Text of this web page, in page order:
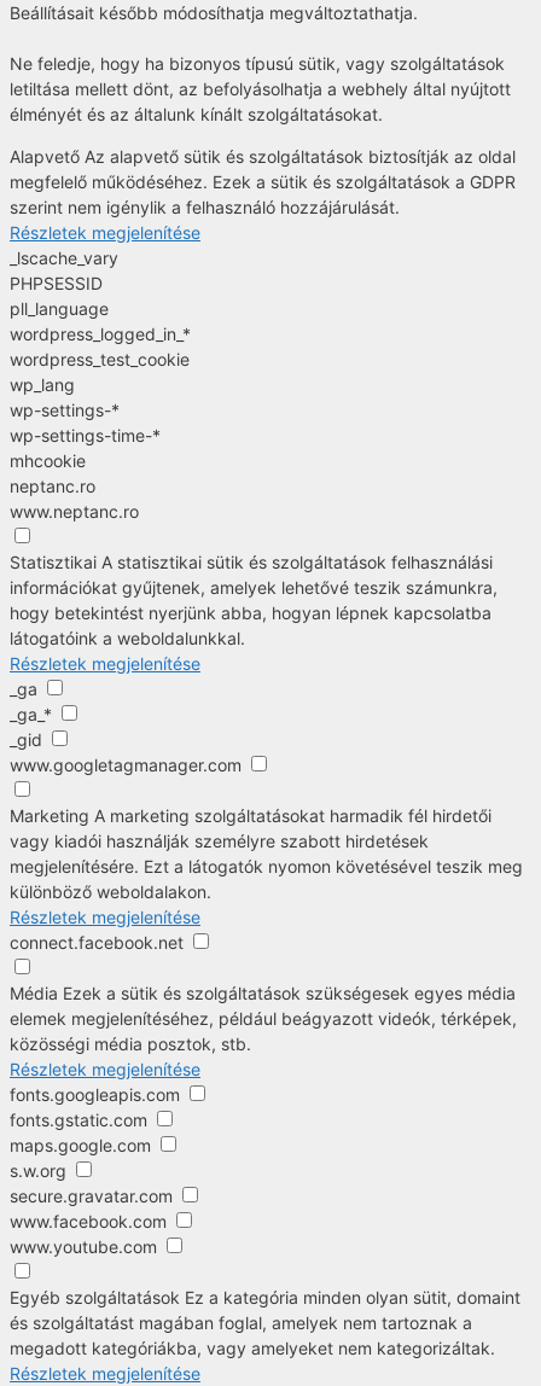
Beállításait később módosíthatja megváltoztathatja.
Ne feledje, hogy ha bizonyos típusú sütik, vagy szolgáltatások
letiltása mellett dönt, az befolyásolhatja a webhely által nyújtott
élményét és az általunk kínált szolgáltatásokat.
Alapvető Az alapvető sütik és szolgáltatások biztosítják az oldal
megfelelő működéséhez. Ezek a sütik és szolgáltatások a GDPR
szerint nem igénylik a felhasználó hozzájárulását.
Részletek megjelenítése
_lscache_vary
PHPSESSID
pll_language
wordpress_logged_in_*
wordpress_test_cookie
wp_lang
wp-settings-*
wp-settings-time-*
mhcookie
neptanc.ro
www.neptanc.ro
Statisztikai A statisztikai sütik és szolgáltatások felhasználási
információkat gyűjtenek, amelyek lehetővé teszik számunkra,
hogy betekintést nyerjünk abba, hogyan lépnek kapcsolatba
látogatóink a weboldalunkkal.
Részletek megjelenítése
_ga
_ga_*
_gid
www.googletagmanager.com
Marketing A marketing szolgáltatásokat harmadik fél hirdetői
vagy kiadói használják személyre szabott hirdetések
megjelenítésére. Ezt a látogatók nyomon követésével teszik meg
különböző weboldalakon.
Részletek megjelenítése
connect.facebook.net
Média Ezek a sütik és szolgáltatások szükségesek egyes média
elemek megjelenítéséhez, például beágyazott videók, térképek,
közösségi média posztok, stb.
Részletek megjelenítése
fonts.googleapis.com
fonts.gstatic.com
maps.google.com
s.w.org
secure.gravatar.com
www.facebook.com
www.youtube.com
Egyéb szolgáltatások Ez a kategória minden olyan sütit, domaint
és szolgáltatást magában foglal, amelyek nem tartoznak a
megadott kategóriákba, vagy amelyeket nem kategorizáltak.
Részletek megjelenítése